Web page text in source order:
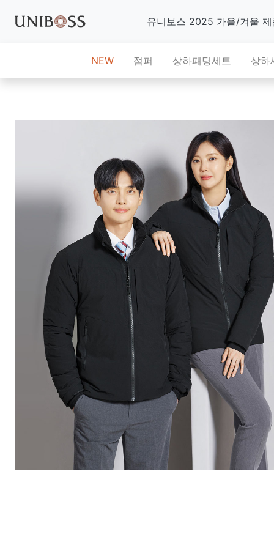
유니보스 2025 가을/겨울 제
NEW 점퍼 상하패딩세트 상하